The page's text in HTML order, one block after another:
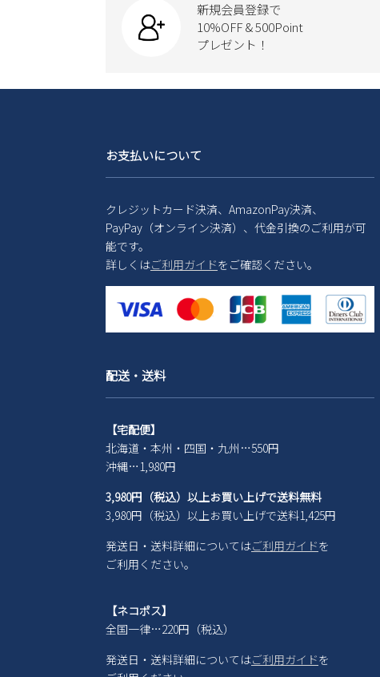
新規会員登録で
10%OFF & 500Point
プレゼント！
お支払いについて
クレジットカード決済、AmazonPay決済、
PayPay（オンライン決済）、代金引換のご利用が可
能です。
詳しくはご利用ガイドをご確認ください。
配送・送料
【宅配便】
北海道・本州・四国・九州…550円
沖縄…1,980円
3,980円（税込）以上お買い上げで送料無料
3,980円（税込）以上お買い上げで送料1,425円
発送日・送料詳細についてはご利用ガイドを
ご利用ください。
【ネコポス】
全国一律…220円（税込）
発送日・送料詳細についてはご利用ガイドを